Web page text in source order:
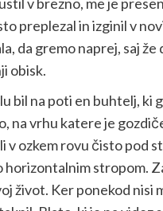
preplezal in izginil v
da gremo naprej, saj
obisk.
bil na poti en buhtelj, ki
na vrhu katere je
v ozkem rovu čisto pod
stropom.
život. Ker ponekod